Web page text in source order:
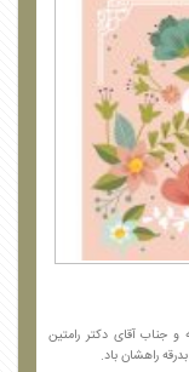
و جناب آقای دکتر رامتین